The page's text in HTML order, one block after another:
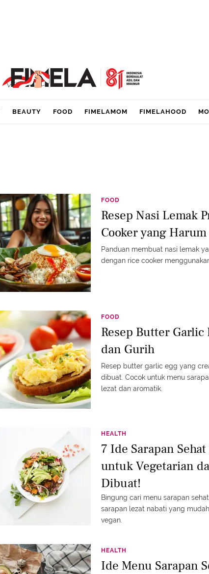
BEAUTY FOOD FIMELAMOM FIMELAHOOD
FOOD
Resep Nasi Lemak
Cooker yang
Panduan membuat nasi lemak
dengan rice cooker
FOOD
Resep Butter Garlic
dan Gurih
Resep butter garlic egg yang
dibuat. Cocok untuk menu
lezat dan aromatik.
HEALTH
7 Ide Sarapan
untuk Vegetarian
Dibuat!
Bingung cari menu sarapan
sarapan lezat nabati yang
vegan.
HEALTH
Ide Menu Sarapan